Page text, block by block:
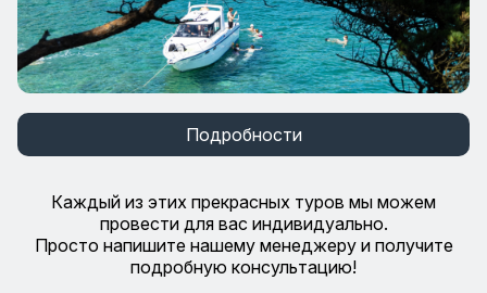
Подробности
Каждый из этих прекрасных туров мы можем
провести для вас индивидуально.
Просто напишите нашему менеджеру и получите
подробную консультацию!